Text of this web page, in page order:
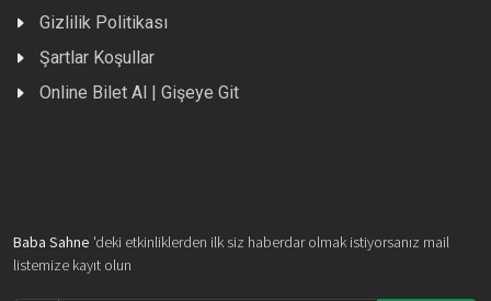
Gizlilik Politikası
Şartlar Koşullar
Online Bilet Al | Gişeye Git
Baba Sahne 'deki etkinliklerden ilk siz haberdar olmak istiyorsanız mail
listemize kayıt olun